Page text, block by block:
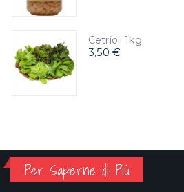
Cetrioli 1kg
3,50 €
Per Saperne di Più